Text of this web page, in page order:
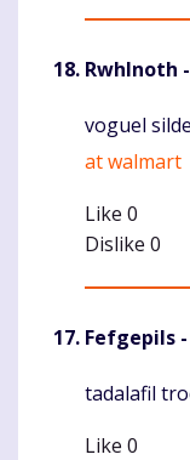
RwhInoth
Komentaras
voguel
at walmart
Like 0
Dislike 0
Fefgepils
Komentaras
tadalafil
Like 0